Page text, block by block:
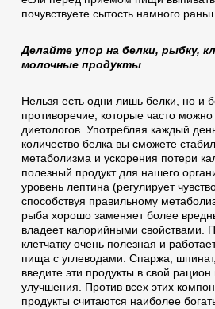
почувствуете сытость намного
Делайте упор на белки, рыбку,
молочные продукты
Нельзя есть одни лишь белки, но и
противоречие, которые часто
диетологов. Употребляя каждый
количество белка вы сможете
метаболизма и ускорения потери
полезный продукт для нашего
уровень лептина (регулирует
способствуя правильному
рыба хорошо заменяет более
владеет калорийными
клетчатку очень полезная и
пища с углеводами. Спаржа,
введите эти продукты в свой рацион
улучшения. Против всех этих
продукты считаются наиболее